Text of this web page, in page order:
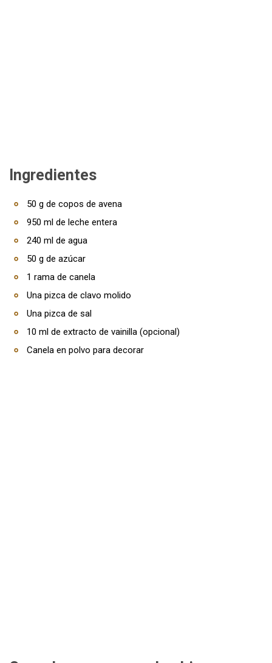
Ingredientes
50 g de copos de avena
950 ml de leche entera
240 ml de agua
50 g de azúcar
1 rama de canela
Una pizca de clavo molido
Una pizca de sal
10 ml de extracto de vainilla (opcional)
Canela en polvo para decorar